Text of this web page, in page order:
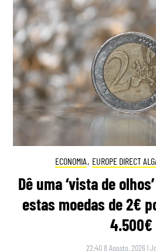
ECONOMIA, EUROPE DIRECT
Dê uma ‘vista de
estas moedas de 2€
4.500€
22:40 8 Agosto, 2026 |